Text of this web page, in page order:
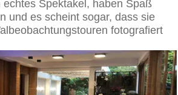
echtes Spektakel, haben Spaß
und es scheint sogar, dass sie
fotografiert